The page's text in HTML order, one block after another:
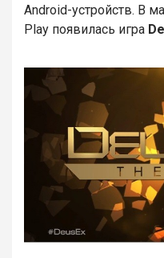
Android-устройств. В
Play появилась игра